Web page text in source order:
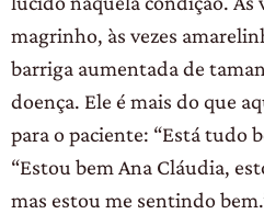
magrinho, às vezes
barriga aumentada de
doença. Ele é mais do que
para o paciente: “Está tudo
“Estou bem Ana Cláudia,
mas estou me sentindo